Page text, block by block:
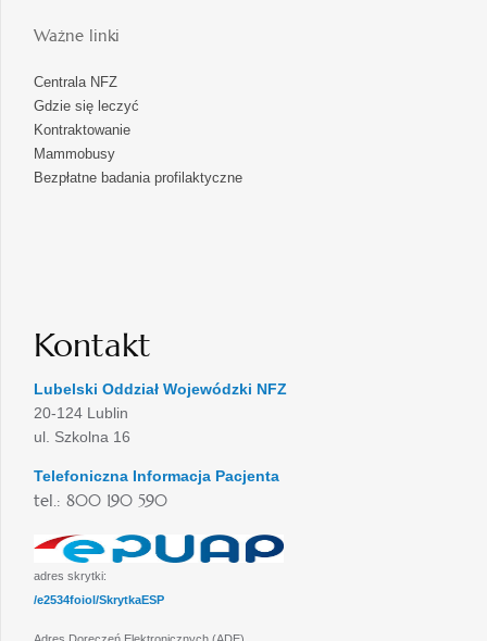
Ważne linki
Centrala NFZ
Gdzie się leczyć
Kontraktowanie
Mammobusy
Bezpłatne badania profilaktyczne
Kontakt
Lubelski Oddział Wojewódzki NFZ
20-124 Lublin
ul. Szkolna 16
Telefoniczna Informacja Pacjenta
tel.: 800 190 590
adres skrytki:
/e2534foiol/SkrytkaESP